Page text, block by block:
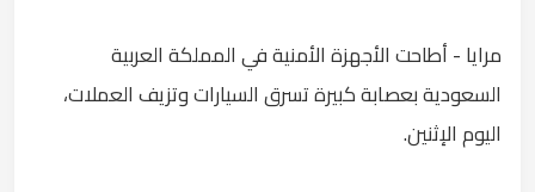
مرايا - أطاحت الأجهزة الأمنية في المملكة العربية
السعودية بعصابة كبيرة تسرق السيارات وتزيف العملات،
اليوم الإثنين.